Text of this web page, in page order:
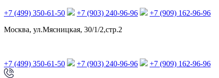
+7 (499) 350-61-50 +7 (903) 240-96-96
+7 (909) 162-96-96
Москва, ул.Мясницкая, 30/1/2,стр.2
+7 (499) 350-61-50 +7 (903) 240-96-96 +7 (909) 162-96-96